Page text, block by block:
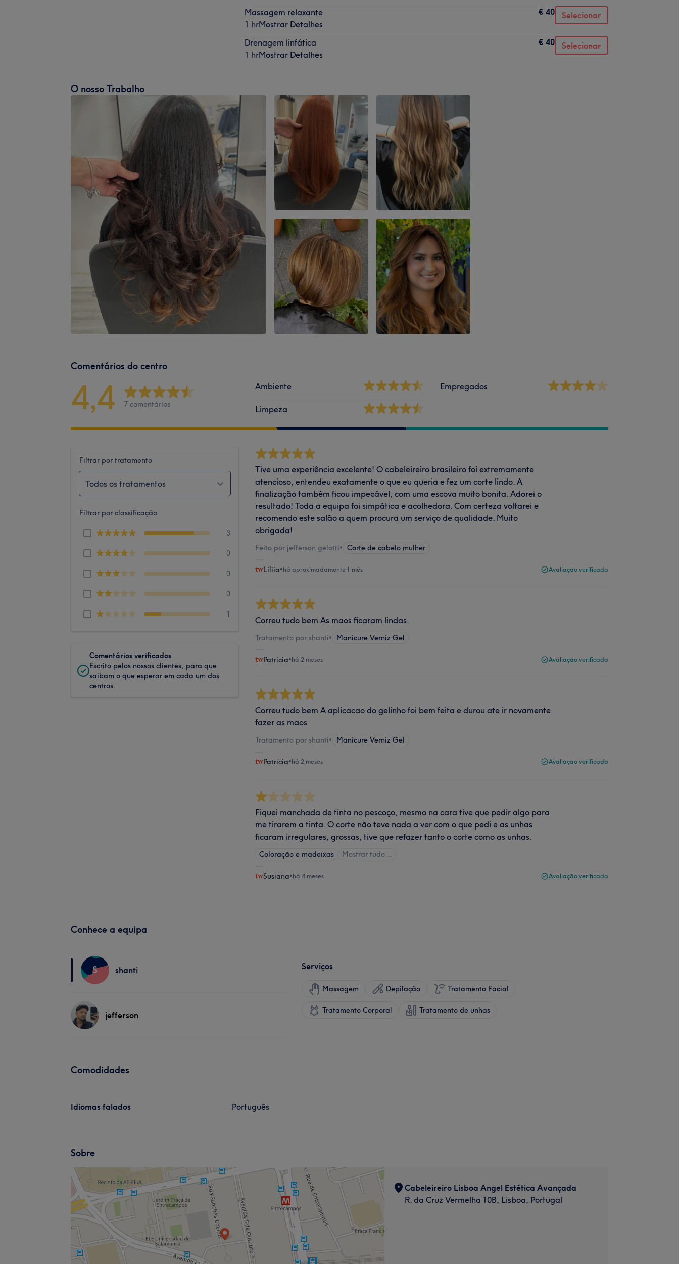
Massagem relaxante
1 hrMostrar Detalhes
€ 40 Selecionar
Drenagem linfática
1 hrMostrar Detalhes
€ 40 Selecionar
O nosso Trabalho
Comentários do centro
4,4 7 comentários
Ambiente
Limpeza
Empregados
Filtrar por tratamento
Todos os tratamentos
Filtrar por classificação
3
0
0
0
1
Comentários verificados
Escrito pelos nossos clientes, para que
saibam o que esperar em cada um dos
centros.
Tive uma experiência excelente! O cabeleireiro brasileiro foi extremamente
atencioso, entendeu exatamente o que eu queria e fez um corte lindo. A
finalização também ficou impecável, com uma escova muito bonita. Adorei o
resultado! Toda a equipa foi simpática e acolhedora. Com certeza voltarei e
recomendo este salão a quem procura um serviço de qualidade. Muito
obrigada!
Feito por jefferson gelotti• Corte de cabelo mulher
Liliia•há aproximadamente 1 mês Avaliação verificada
Correu tudo bem As maos ficaram lindas.
Tratamento por shanti• Manicure Verniz Gel
Patricia•há 2 meses Avaliação verificada
Correu tudo bem A aplicacao do gelinho foi bem feita e durou ate ir novamente
fazer as maos
Tratamento por shanti• Manicure Verniz Gel
Patricia•há 2 meses Avaliação verificada
Fiquei manchada de tinta no pescoço, mesmo na cara tive que pedir algo para
me tirarem a tinta. O corte não teve nada a ver com o que pedi e as unhas
ficaram irregulares, grossas, tive que refazer tanto o corte como as unhas.
Coloração e madeixas Mostrar tudo…
Susiana•há 4 meses Avaliação verificada
Conhece a equipa
S shanti
jefferson
Serviços
Massagem Depilação Tratamento Facial
Tratamento Corporal Tratamento de unhas
Comodidades
Idiomas falados Português
Sobre
Cabeleireiro Lisboa Angel Estética Avançada
R. da Cruz Vermelha 10B, Lisboa, Portugal